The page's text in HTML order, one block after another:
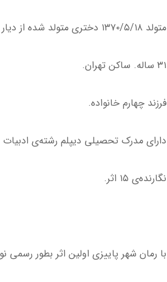
متولد ۱۳۷۰/۵/۱۸ دختری متولد شده از دیار آذربایجان شرقی. سراب.
۳۱ ساله‌. ساکن تهران.
فرزند چهارم خانواده.
دارای مدرک تحصیلی دیپلم رشته‌ی ادبیات
نگارنده‌ی ۱۵ اثر.
با رمان شهر پاییزی اولین اثر بطور رسمی